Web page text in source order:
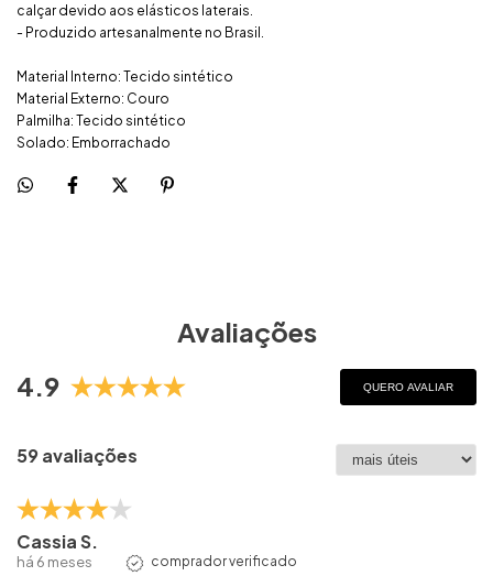
calçar devido aos elásticos laterais.
- Produzido artesanalmente no Brasil.
Material Interno: Tecido sintético
Material Externo: Couro
Palmilha: Tecido sintético
Solado: Emborrachado
Avaliações
4.9
QUERO AVALIAR
59 avaliações
Cassia S.
há 6 meses comprador verificado